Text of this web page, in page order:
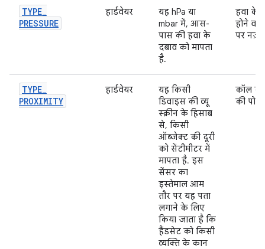
TYPE_
PRESSURE
हार्डवेयर
यह hPa या
mbar में, आस-
पास की हवा के
दबाव को मापता
है.
हवा के
होने
पर
TYPE_
PROXIMITY
हार्डवेयर
यह किसी
डिवाइस की व्यू
स्क्रीन के हिसाब
से, किसी
ऑब्जेक्ट की दूरी
को सेंटीमीटर में
मापता है. इस
सेंसर का
इस्तेमाल आम
तौर पर यह पता
लगाने के लिए
किया जाता है कि
हैंडसेट को किसी
व्यक्ति के कान
कॉल के
की